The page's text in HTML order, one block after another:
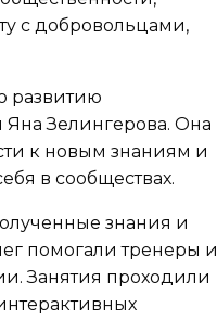
с добровольцами,
развитию
Яна Зелингерова. Она
к новым знаниям и
в сообществах.
знания и
помогали тренеры и
Занятия проходили